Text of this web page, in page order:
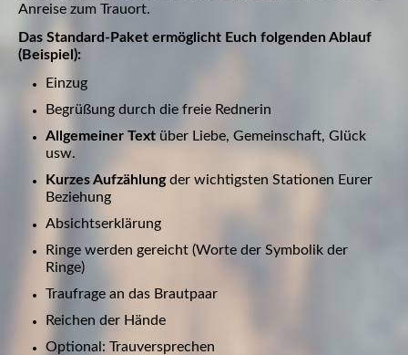
Anreise zum Trauort.
Das Standard-Paket ermöglicht Euch folgenden Ablauf
(Beispiel):
Einzug
Begrüßung durch die freie Rednerin
Allgemeiner Text über Liebe, Gemeinschaft, Glück
usw.
Kurzes Aufzählungder wichtigsten Stationen Eurer
Beziehung
Absichtserklärung
Ringe werden gereicht (Worte der Symbolik der
Ringe)
Traufrage an das Brautpaar
Reichen der Hände
Optional: Trauversprechen